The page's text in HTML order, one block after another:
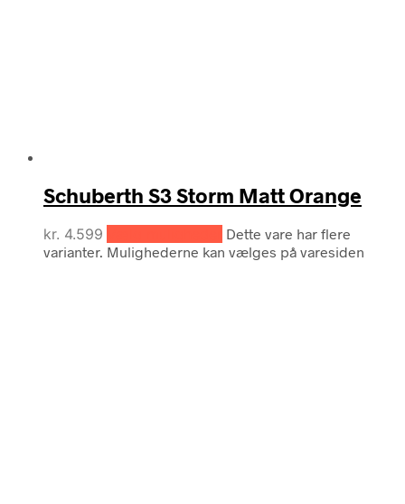
Schuberth S3 Storm Matt Orange
kr. 4.599
Dette vare har flere
varianter. Mulighederne kan vælges på varesiden